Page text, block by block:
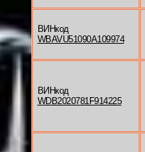
ВИНкод
WBAVU51090A109974
ВИНкод
WDB2020781F914225